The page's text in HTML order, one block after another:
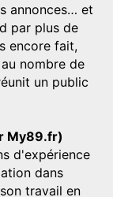
annonces… et
par plus de
encore fait,
nombre de
un public
My89.fr)
d'expérience
dans
travail en